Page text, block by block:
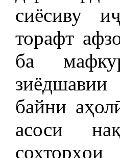
сиёсиву
торафт
ба
байни
асоси